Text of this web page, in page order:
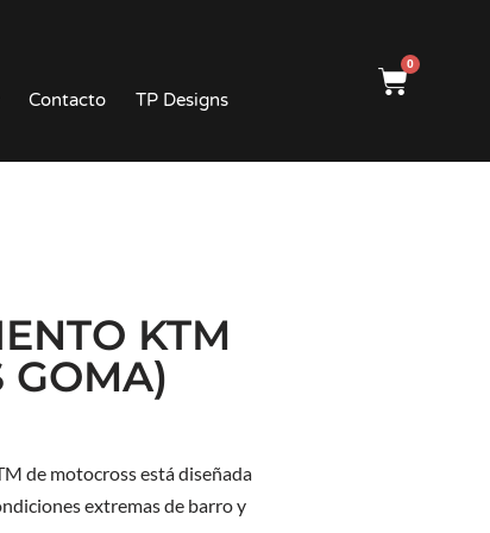
Contacto TP Designs
0
KTM
GOMA)
de motocross está diseñada
extremas de barro y